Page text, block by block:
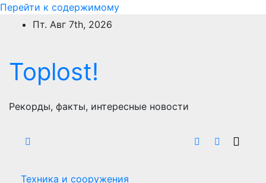
Перейти к содержимому
Пт. Авг 7th, 2026
Toplost!
Рекорды, факты, интересные новости
Техника и сооружения